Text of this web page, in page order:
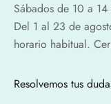
Sábados de 10 a
Del 1 al 23 de
horario habitual.
Resolvemos tus